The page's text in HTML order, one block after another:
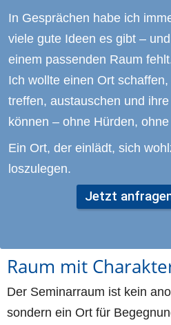
In Gesprächen habe ich
viele gute Ideen es gibt –
einem passenden Raum
Ich wollte einen Ort
treffen, austauschen und
können – ohne Hürden,
Ein Ort, der einlädt, sich
loszulegen.
Jetzt
Raum mit
Der Seminarraum ist kein
sondern ein Ort für